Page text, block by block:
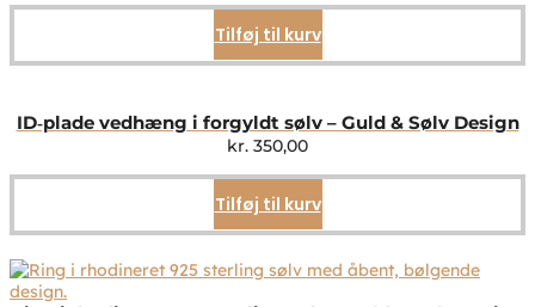
Tilføj til kurv
ID‑plade vedhæng i forgyldt sølv – Guld & Sølv Design
kr. 350,00
Tilføj til kurv